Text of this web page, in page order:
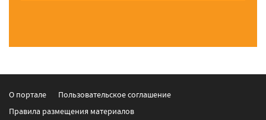
О портале
Пользовательское соглашение
Правила размещения материалов